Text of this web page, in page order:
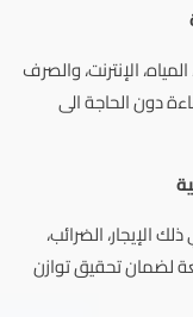
الإنترنت، والصرف
دون الحاجة الى
الإيجار، الضرائب،
لضمان تحقيق توازن